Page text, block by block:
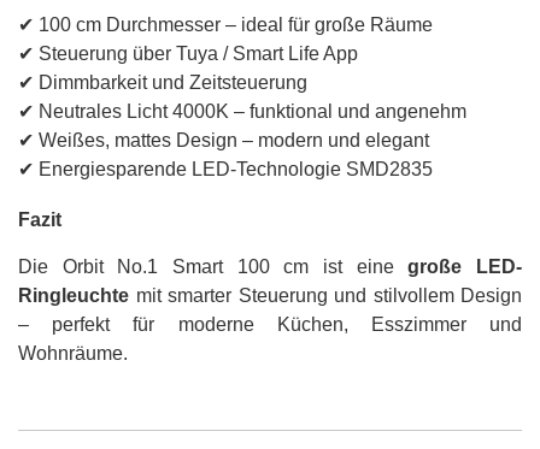
✔ 100 cm Durchmesser – ideal für große Räume
✔ Steuerung über Tuya / Smart Life App
✔ Dimmbarkeit und Zeitsteuerung
✔ Neutrales Licht 4000K – funktional und angenehm
✔ Weißes, mattes Design – modern und elegant
✔ Energiesparende LED-Technologie SMD2835
Fazit
Die Orbit No.1 Smart 100 cm ist einegroße LED-
Ringleuchte mit smarter Steuerung und stilvollem Design
– perfekt für moderne Küchen, Esszimmer und
Wohnräume.